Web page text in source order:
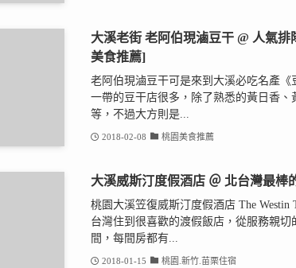
大溪老街 老阿伯現滷豆干 @ 人氣
美食推薦]
老阿伯現滷豆干可是來到大溪必吃名產
一帶的豆干店很多，除了熟悉的黃日香
等，不過大方則是...
2018-02-08 桃園美食推薦
大溪威斯汀度假酒店 ＠ 北台灣最棒
桃園大溪笠復威斯汀度假酒店 The Westin
台灣住到很喜歡的渡假飯店，從服務親切
間，每間房都有...
2018-01-15 桃園.新竹.苗栗住宿